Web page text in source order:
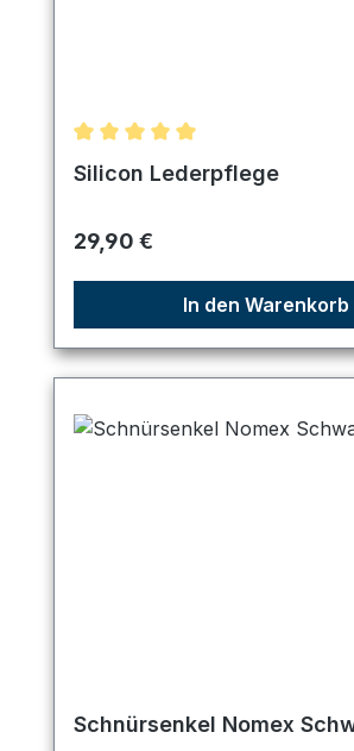
Durchschnittliche Bewertung
Silicon Lederpflege
Regulärer Preis:
29,90 €
In den Warenkorb
Schnürsenkel Nomex